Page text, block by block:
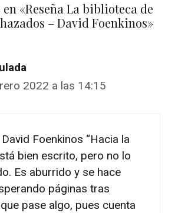
«Reseña La biblioteca de
– David Foenkinos»
2022 a las 14:15
Foenkinos “Hacia la
bien escrito, pero no lo
Es aburrido y se hace
páginas tras
pase algo, pues cuenta